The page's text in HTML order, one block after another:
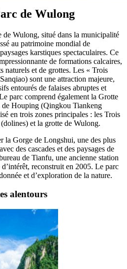
de Wulong
Wulong, situé dans la municipalité
au patrimoine mondial de
karstiques spectaculaires. Ce
de formations calcaires,
naturels et de grottes. Les « Trois
sont une attraction majeure,
entourés de falaises abruptes et
parc comprend également la Grotte
de Houping (Qingkou Tiankeng
en trois zones principales : les Trois
et la grotte de Wulong.
la Gorge de Longshui, une des plus
des cascades et des paysages de
de Tianfu, une ancienne station
reconstruit en 2005. Le parc
et d’exploration de la nature.
alentours